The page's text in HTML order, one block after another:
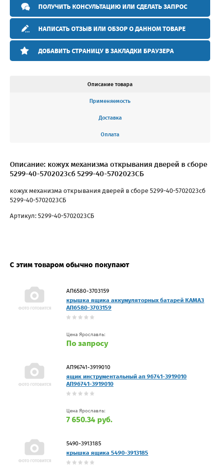
ПОЛУЧИТЬ КОНСУЛЬТАЦИЮ ИЛИ СДЕЛАТЬ ЗАПРОС
НАПИСАТЬ ОТЗЫВ ИЛИ ОБЗОР О ДАННОМ ТОВАРЕ
ДОБАВИТЬ СТРАНИЦУ В ЗАКЛАДКИ БРАУЗЕРА
Описание товара
Применяемость
Доставка
Оплата
Описание: кожух механизма открывания дверей в сборе
5299-40-5702023сб 5299-40-5702023СБ
кожух механизма открывания дверей в сборе 5299-40-5702023сб
5299-40-5702023СБ
Артикул: 5299-40-5702023СБ
С этим товаром обычно покупают
АП6580-3703159
крышка ящика аккумуляторных батарей КАМАЗ
АП6580-3703159
Цена Ярославль:
По запросу
АП96741-3919010
ящик инструментальный ап 96741-3919010
АП96741-3919010
Цена Ярославль:
7 650.34 руб.
5490-3913185
крышка ящика 5490-3913185